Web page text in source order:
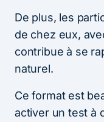
De plus, les
de chez eux,
contribue à se
naturel.
Ce format est
activer un test à